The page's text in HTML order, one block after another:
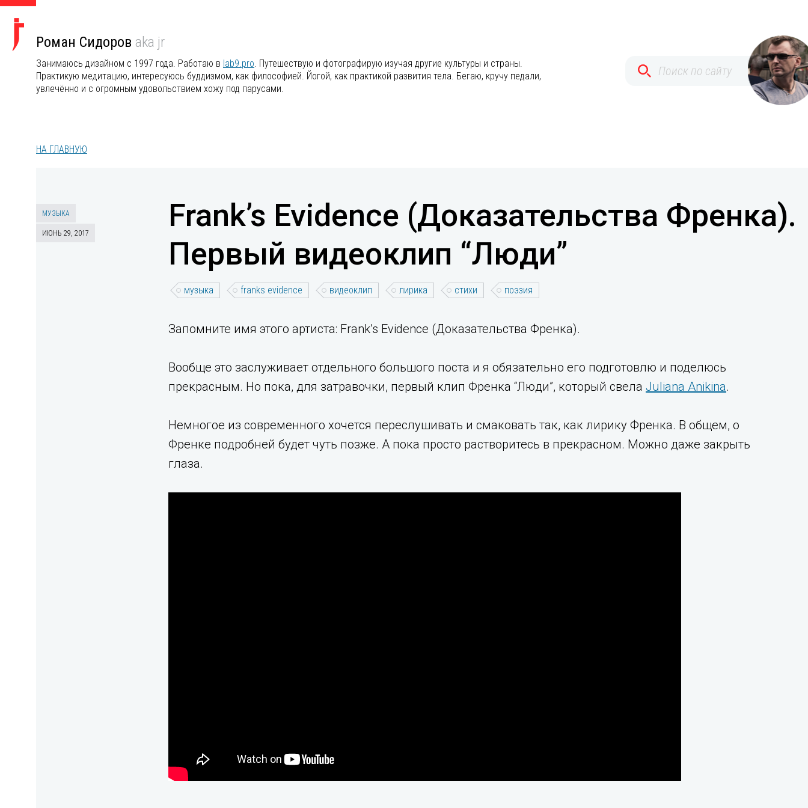
Роман Сидоров aka jr
Занимаюсь дизайном с 1997 года. Работаю в lab9.pro. Путешествую и фотографирую изучая другие культуры и страны.
Практикую медитацию, интересуюсь буддизмом, как философией. Йогой, как практикой развития тела. Бегаю, кручу педали,
увлечённо и с огромным удовольствием хожу под парусами.
НА ГЛАВНУЮ
МУЗЫКА
ИЮНЬ 29, 2017
Frank’s Evidence (Доказательства Френка).
Первый видеоклип “Люди”
музыка franks evidence видеоклип лирика стихи поэзия
Запомните имя этого артиста: Frank’s Evidence (Доказательства Френка).
Вообще это заслуживает отдельного большого поста и я обязательно его подготовлю и поделюсь
прекрасным. Но пока, для затравочки, первый клип Френка “Люди”, который свела Juliana Anikina.
Немногое из современного хочется переслушивать и смаковать так, как лирику Френка. В общем, о
Френке подробней будет чуть позже. А пока просто растворитесь в прекрасном. Можно даже закрыть
глаза.